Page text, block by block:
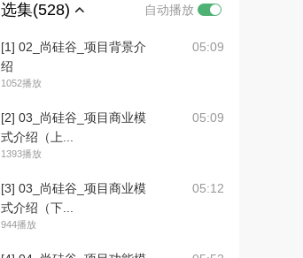
选集(528) 自动播放
[1] 02_尚硅谷_项目背景介
绍
1052播放
05:09
[2] 03_尚硅谷_项目商业模
式介绍（上...
1393播放
05:09
[3] 03_尚硅谷_项目商业模
式介绍（下...
944播放
05:12